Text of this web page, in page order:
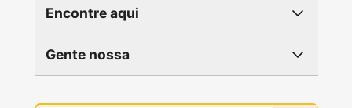
Encontre aqui
Gente nossa